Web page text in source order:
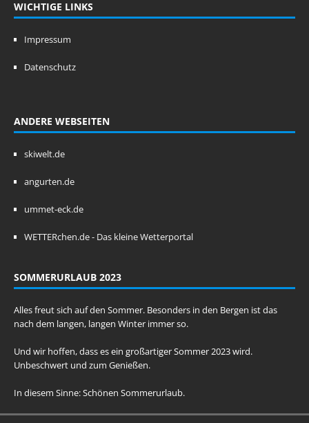
WICHTIGE LINKS
Impressum
Datenschutz
ANDERE WEBSEITEN
skiwelt.de
angurten.de
ummet-eck.de
WETTERchen.de - Das kleine Wetterportal
SOMMERURLAUB 2023
Alles freut sich auf den Sommer. Besonders in den Bergen ist das
nach dem langen, langen Winter immer so.
Und wir hoffen, dass es ein großartiger Sommer 2023 wird.
Unbeschwert und zum Genießen.
In diesem Sinne: Schönen Sommerurlaub.